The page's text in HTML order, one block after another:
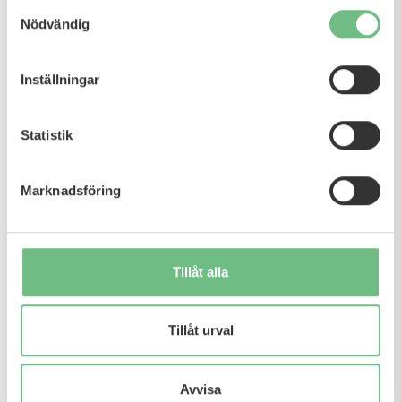
Nödvändig
Inställningar
Statistik
Marknadsföring
Tillåt alla
Tillåt urval
Avvisa
– Det var en omfattande granskning som
tog lång tid, och vi hade en stor arbetsgrupp